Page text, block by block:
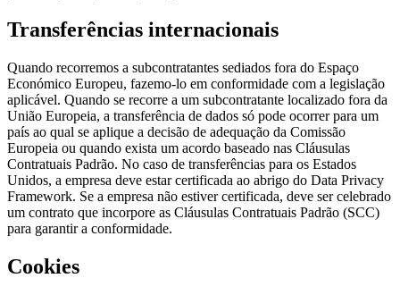
Transferências internacionais
Quando recorremos a subcontratantes sediados fora do Espaço
Económico Europeu, fazemo-lo em conformidade com a legislação
aplicável. Quando se recorre a um subcontratante localizado fora da
União Europeia, a transferência de dados só pode ocorrer para um
país ao qual se aplique a decisão de adequação da Comissão
Europeia ou quando exista um acordo baseado nas Cláusulas
Contratuais Padrão. No caso de transferências para os Estados
Unidos, a empresa deve estar certificada ao abrigo do Data Privacy
Framework. Se a empresa não estiver certificada, deve ser celebrado
um contrato que incorpore as Cláusulas Contratuais Padrão (SCC)
para garantir a conformidade.
Cookies